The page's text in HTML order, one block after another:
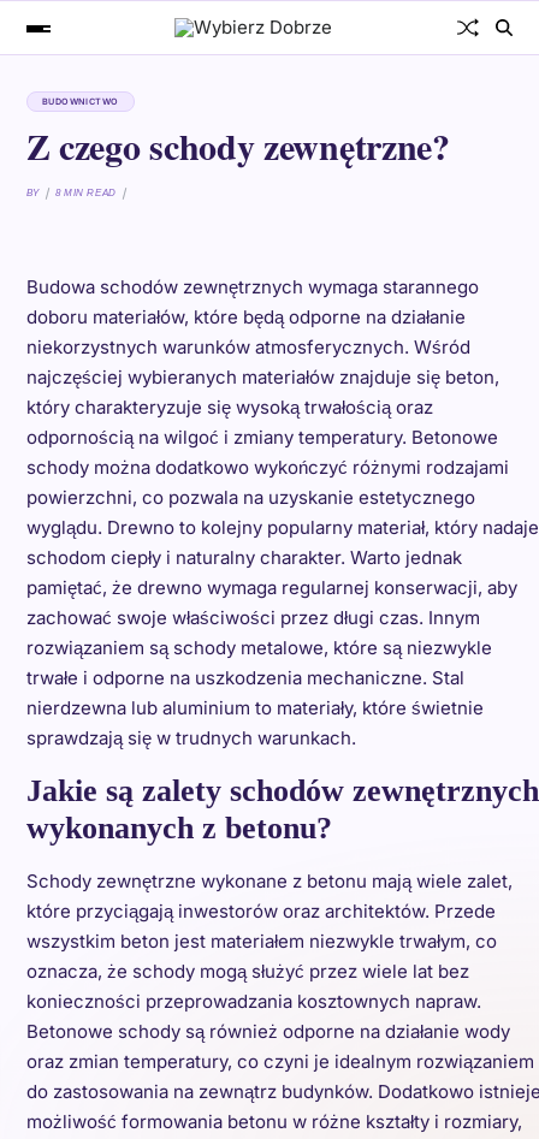
BUDOWNICTWO
Z czego schody zewnętrzne?
BY 8 MIN READ
Budowa schodów zewnętrznych wymaga starannego
doboru materiałów, które będą odporne na działanie
niekorzystnych warunków atmosferycznych. Wśród
najczęściej wybieranych materiałów znajduje się beton,
który charakteryzuje się wysoką trwałością oraz
odpornością na wilgoć i zmiany temperatury. Betonowe
schody można dodatkowo wykończyć różnymi rodzajami
powierzchni, co pozwala na uzyskanie estetycznego
wyglądu. Drewno to kolejny popularny materiał, który nadaje
schodom ciepły i naturalny charakter. Warto jednak
pamiętać, że drewno wymaga regularnej konserwacji, aby
zachować swoje właściwości przez długi czas. Innym
rozwiązaniem są schody metalowe, które są niezwykle
trwałe i odporne na uszkodzenia mechaniczne. Stal
nierdzewna lub aluminium to materiały, które świetnie
sprawdzają się w trudnych warunkach.
Jakie są zalety schodów zewnętrznych
wykonanych z betonu?
Schody zewnętrzne wykonane z betonu mają wiele zalet,
które przyciągają inwestorów oraz architektów. Przede
wszystkim beton jest materiałem niezwykle trwałym, co
oznacza, że schody mogą służyć przez wiele lat bez
konieczności przeprowadzania kosztownych napraw.
Betonowe schody są również odporne na działanie wody
oraz zmian temperatury, co czyni je idealnym rozwiązaniem
do zastosowania na zewnątrz budynków. Dodatkowo
możliwość formowania betonu w różne kształty i rozmiary,